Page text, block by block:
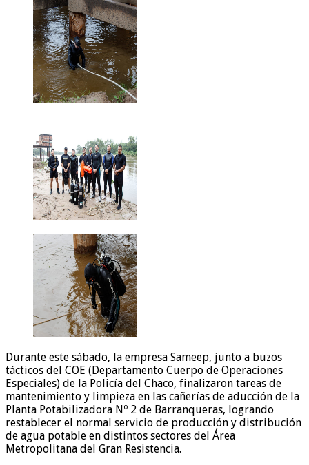
Durante este sábado, la empresa Sameep, junto a buzos
tácticos del COE (Departamento Cuerpo de Operaciones
Especiales) de la Policía del Chaco, finalizaron tareas de
mantenimiento y limpieza en las cañerías de aducción de la
Planta Potabilizadora Nº 2 de Barranqueras, logrando
restablecer el normal servicio de producción y distribución
de agua potable en distintos sectores del Área
Metropolitana del Gran Resistencia.